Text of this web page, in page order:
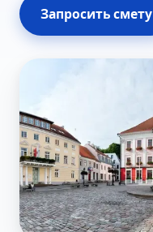
Запросить смету